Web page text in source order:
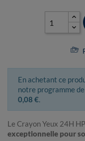
En achetant ce
notre programme
0,08 €.
Le Crayon Yeux 24H
exceptionnelle pour